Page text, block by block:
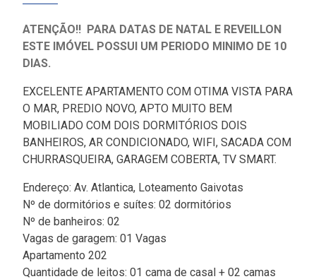
ATENÇÃO!! PARA DATAS DE NATAL E REVEILLON
ESTE IMÓVEL POSSUI UM PERIODO MINIMO DE 10
DIAS.
EXCELENTE APARTAMENTO COM OTIMA VISTA PARA
O MAR, PREDIO NOVO, APTO MUITO BEM
MOBILIADO COM DOIS DORMITÓRIOS DOIS
BANHEIROS, AR CONDICIONADO, WIFI, SACADA COM
CHURRASQUEIRA, GARAGEM COBERTA, TV SMART.
Endereço: Av. Atlantica, Loteamento Gaivotas
Nº de dormitórios e suítes: 02 dormitórios
Nº de banheiros: 02
Vagas de garagem: 01 Vagas
Apartamento 202
Quantidade de leitos: 01 cama de casal + 02 camas